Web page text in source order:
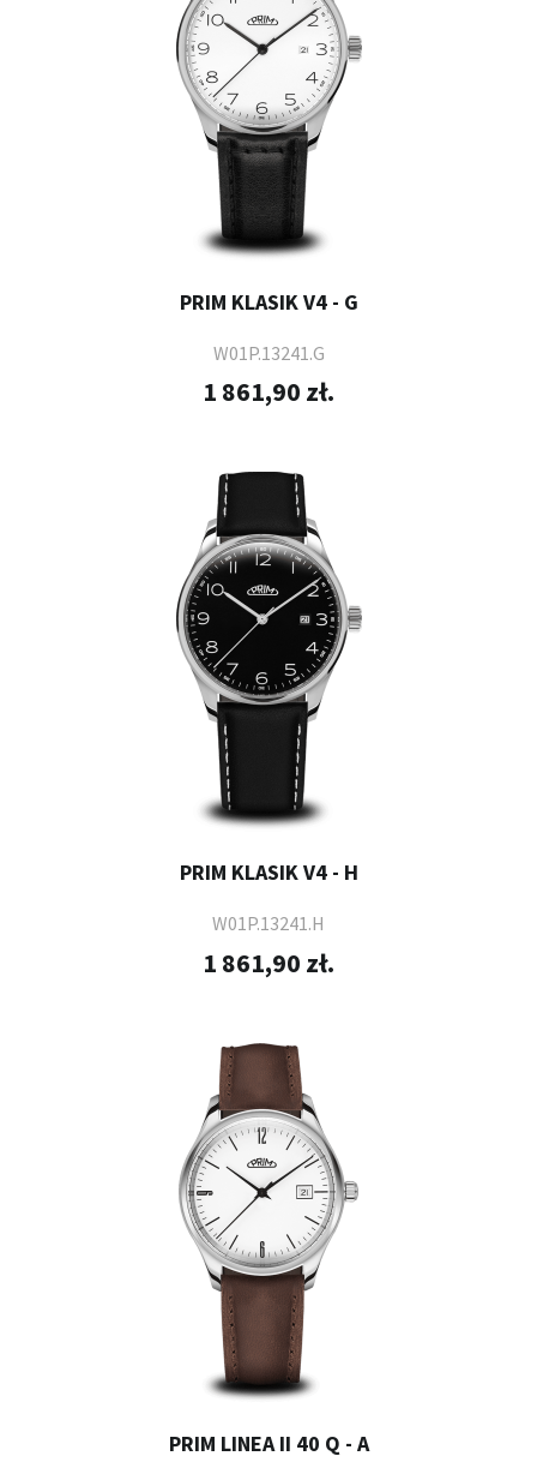
PRIM KLASIK V4 - G
W01P.13241.G
1 861,90 zł.
PRIM KLASIK V4 - H
W01P.13241.H
1 861,90 zł.
PRIM LINEA II 40 Q - A